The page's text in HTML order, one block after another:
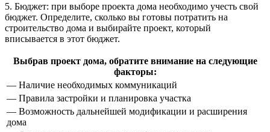
5. Бюджет: при выборе проекта дома необходимо учесть свой
бюджет. Определите, сколько вы готовы потратить на
строительство дома и выбирайте проект, который
вписывается в этот бюджет.
Выбрав проект дома, обратите внимание на следующие
факторы:
— Наличие необходимых коммуникаций
— Правила застройки и планировка участка
— Возможность дальнейшей модификации и расширения
дома